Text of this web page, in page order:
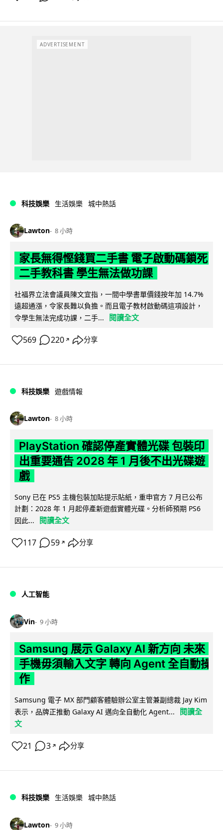
ADVERTISEMENT
科技娛樂 生活娛樂 城中熱話
Lawton 8 小時
家長無得慳錢買二手書 電子啟動碼鎖死
二手教科書 學生無法做功課
社福界立法會議員陳文宜指，一間中學書單價錢按年加 14.7%
遠超通漲，令家長難以負擔。而且電子教材啟動碼這項設計，
令學生無法完成功課，二手...
閱讀全文
569 220 ↗ 分享
科技娛樂 遊戲情報
Lawton 8 小時
PlayStation 確認停產實體光碟 包裝印
出重要通告 2028 年 1 月後不出光碟遊
戲
Sony 已在 PS5 主機包裝加貼提示貼紙，重申官方 7 月已公布
計劃：2028 年 1 月起停產新遊戲實體光碟。分析師預期 PS6
因此...
閱讀全文
117 59 ↗ 分享
人工智能
Vin 9 小時
Samsung 展示 Galaxy AI 新方向 未來
手機毋須輸入文字 轉向 Agent 全自動操
作
Samsung 電子 MX 部門顧客體驗辦公室主管兼副總裁 Jay Kim
表示，品牌正推動 Galaxy AI 邁向全自動化 Agent...
閱讀全
文
21 3 ↗ 分享
科技娛樂 生活娛樂 城中熱話
Lawton 9 小時